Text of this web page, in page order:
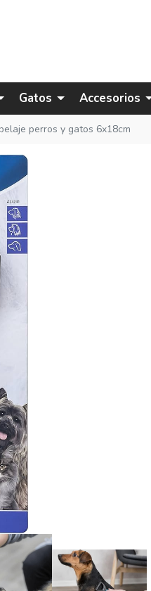
Gatos Accesorios
perros y gatos 6x18cm